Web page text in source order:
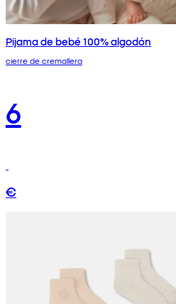
Pijama de bebé 100% algodón
cierre de cremallera
6
€